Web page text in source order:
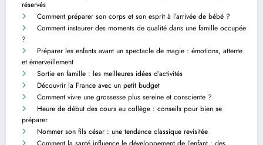
réservés
Comment préparer son corps et son esprit à l’arrivée de bébé ?
Comment instaurer des moments de qualité dans une famille occupée
?
Préparer les enfants avant un spectacle de magie : émotions, attente
et émerveillement
Sortie en famille : les meilleures idées d’activités
Découvrir la France avec un petit budget
Comment vivre une grossesse plus sereine et consciente ?
Heure de début des cours au collège : conseils pour bien se
préparer
Nommer son fils césar : une tendance classique revisitée